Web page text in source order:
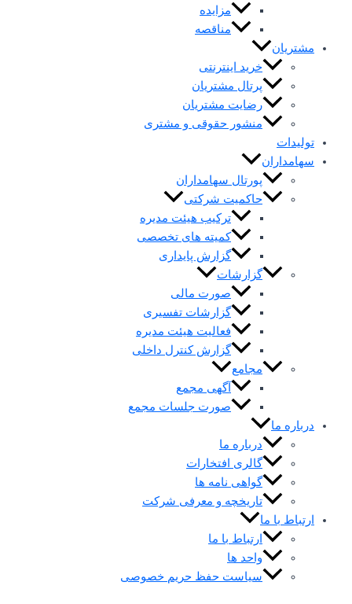
مزایده
مناقصه
مشتریان
خرید اینترنتی
پرتال مشتریان
رضایت مشتریان
منشور حقوقی و مشتری
تولیدات
سهامداران
پورتال سهامداران
حاکمیت شرکتی
ترکیب هیئت مدیره
کمیته های تخصصی
گزارش پایداری
گزارشات
صورت مالی
گزارشات تفسیری
فعالیت هیئت مدیره
گزارش کنترل داخلی
مجامع
آگهی مجمع
صورت جلسات مجمع
درباره ما
درباره ما
گالری افتخارات
گواهی نامه ها
تاریخچه و معرفی شرکت
ارتباط با ما
ارتباط با ما
واحد ها
سیاست حفظ حریم خصوصی